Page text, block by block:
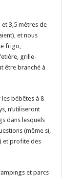
3,5 mètres de
et nous
frigo,
grille-
être branché à
les bébêtes à 8
n’utiliseront
dans lesquels
(même si,
et profite des
et parcs